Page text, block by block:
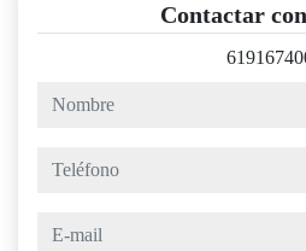
Contactar
nombre
teléfono
e-mail